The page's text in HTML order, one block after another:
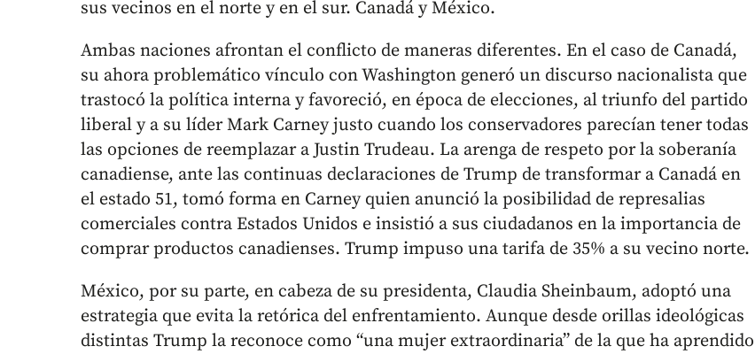
sus vecinos en el norte y en el sur. Canadá y México.
Ambas naciones afrontan el conflicto de maneras diferentes. En el caso de Canadá,
su ahora problemático vínculo con Washington generó un discurso nacionalista que
trastocó la política interna y favoreció, en época de elecciones, al triunfo del partido
liberal y a su líder Mark Carney justo cuando los conservadores parecían tener todas
las opciones de reemplazar a Justin Trudeau. La arenga de respeto por la soberanía
canadiense, ante las continuas declaraciones de Trump de transformar a Canadá en
el estado 51, tomó forma en Carney quien anunció la posibilidad de represalias
comerciales contra Estados Unidos e insistió a sus ciudadanos en la importancia de
comprar productos canadienses. Trump impuso una tarifa de 35% a su vecino norte.
México, por su parte, en cabeza de su presidenta, Claudia Sheinbaum, adoptó una
estrategia que evita la retórica del enfrentamiento. Aunque desde orillas ideológicas
distintas Trump la reconoce como “una mujer extraordinaria” de la que ha aprendido